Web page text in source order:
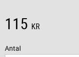
115 KR
Antal